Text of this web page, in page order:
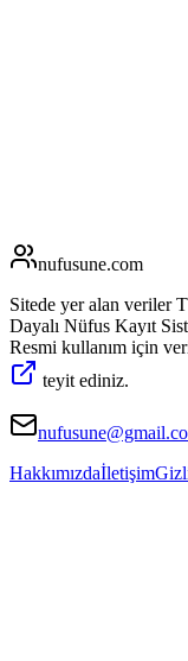
nufusune.com
Sitede yer alan veriler
Dayalı Nüfus Kayıt
Resmi kullanım için
teyit ediniz.
Hakkımızdaİletişim